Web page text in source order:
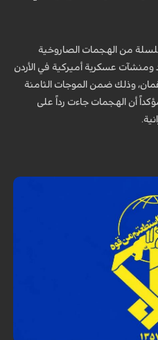
من الهجمات الصاروخية
ومنشآت عسكرية أميركية في الأردن
وذلك ضمن الموجات الثامنة
عشرة من عملية نصر 2، مؤكداً أن الهجمات جاءت رداً على